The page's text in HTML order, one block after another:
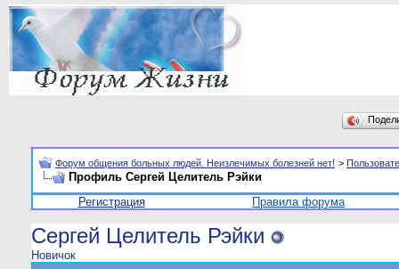
Форум общения больных людей. Неизлечимых болезней нет! >
Профиль Сергей Целитель Рэйки
Регистрация
Правила форума
Сергей Целитель Рэйки
Новичок